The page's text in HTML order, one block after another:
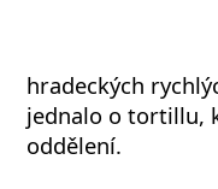
hradeckých
jednalo o tortillu,
oddělení.